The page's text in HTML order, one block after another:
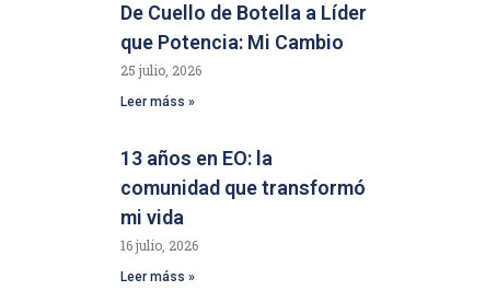
De Cuello de Botella a Líder
que Potencia: Mi Cambio
25 julio, 2026
Leer máss »
13 años en EO: la
comunidad que transformó
mi vida
16 julio, 2026
Leer máss »